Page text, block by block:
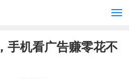
手机看广告赚零花不